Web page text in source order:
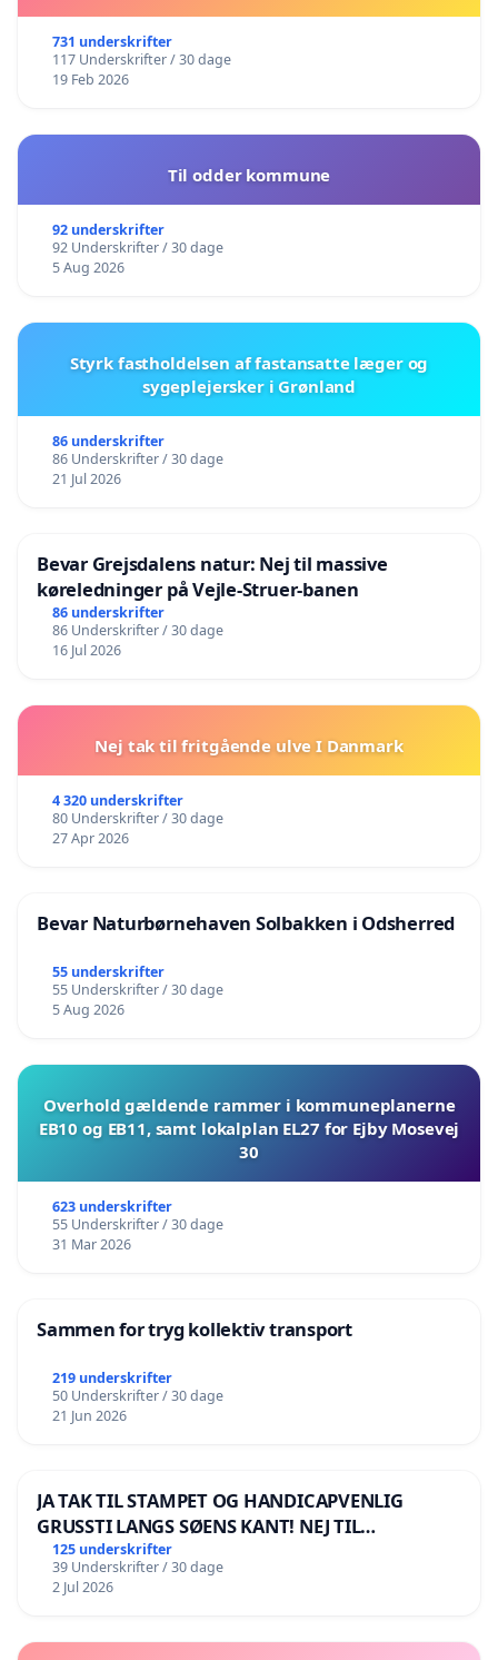
731 underskrifter
117 Underskrifter / 30 dage
19 Feb 2026
Til odder kommune
92 underskrifter
92 Underskrifter / 30 dage
5 Aug 2026
Styrk fastholdelsen af fastansatte læger og
sygeplejersker i Grønland
86 underskrifter
86 Underskrifter / 30 dage
21 Jul 2026
Bevar Grejsdalens natur: Nej til massive
køreledninger på Vejle-Struer-banen
86 underskrifter
86 Underskrifter / 30 dage
16 Jul 2026
Nej tak til fritgående ulve I Danmark
4 320 underskrifter
80 Underskrifter / 30 dage
27 Apr 2026
Bevar Naturbørnehaven Solbakken i Odsherred
55 underskrifter
55 Underskrifter / 30 dage
5 Aug 2026
Overhold gældende rammer i kommuneplanerne
EB10 og EB11, samt lokalplan EL27 for Ejby Mosevej
30
623 underskrifter
55 Underskrifter / 30 dage
31 Mar 2026
Sammen for tryg kollektiv transport
219 underskrifter
50 Underskrifter / 30 dage
21 Jun 2026
JA TAK TIL STAMPET OG HANDICAPVENLIG
GRUSSTI LANGS SØENS KANT! NEJ TIL
BOARDWALK VÆK FRA SØEN
125 underskrifter
39 Underskrifter / 30 dage
2 Jul 2026